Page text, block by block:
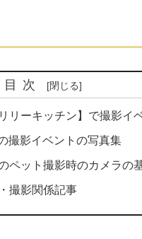
目次
リーキッチン】で撮影イ
撮影イベントの写真集
ペット撮影時のカメラの
撮影関係記事